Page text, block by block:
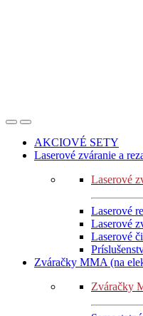
AKCIOVÉ SETY
Laserové zváranie a
Laserové
Laserové
Laserové
Laserové
Zváračky MMA (na
Zváračky